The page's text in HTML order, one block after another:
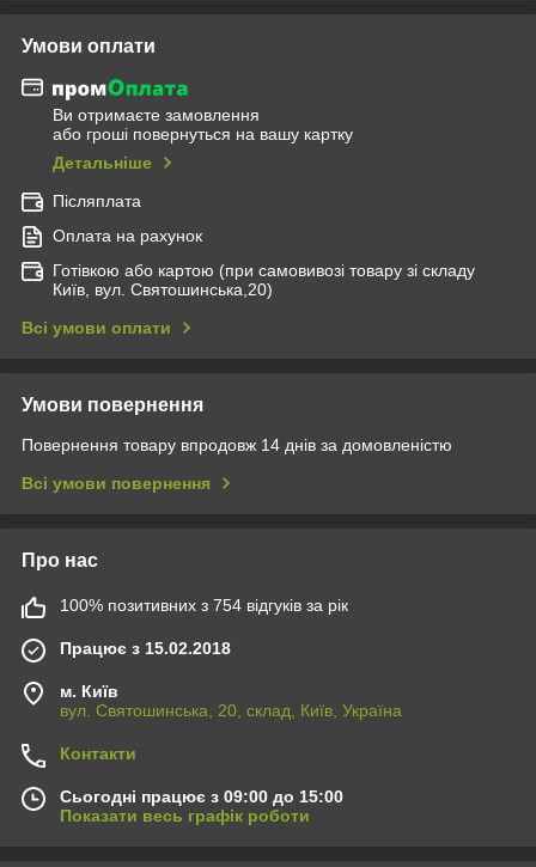
Умови оплати
Ви отримаєте замовлення
або гроші повернуться на вашу картку
Детальніше
Післяплата
Оплата на рахунок
Готівкою або картою (при самовивозі товару зі складу
Київ, вул. Святошинська,20)
Всі умови оплати
Умови повернення
Повернення товару впродовж 14 днів за домовленістю
Всі умови повернення
Про нас
100% позитивних з 754 відгуків за рік
Працює з 15.02.2018
м. Київ
вул. Святошинська, 20, склад, Київ, Україна
Контакти
Сьогодні працює з 09:00 до 15:00
Показати весь графік роботи